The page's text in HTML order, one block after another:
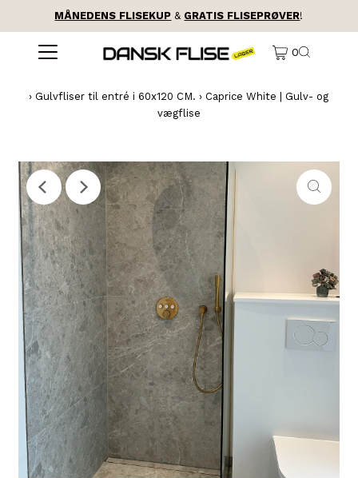
MÅNEDENS FLISEKUP & GRATIS FLISEPRØVER!
0
› Gulvfliser til entré i 60x120 CM. › Caprice White | Gulv- og
vægflise